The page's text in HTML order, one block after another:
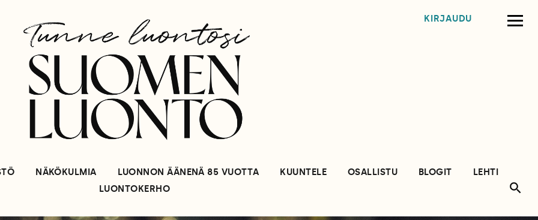
KIRJAUDU
NÄKÖKULMIA LUONNON ÄÄNENÄ 85 VUOTTA KUUNTELE OSALLISTU BLOGIT
LEHTI
LUONTOKERHO